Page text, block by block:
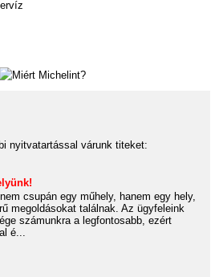
nyitvatartással várunk titeket:
csupán egy műhely, hanem egy hely,
megoldásokat találnak. Az ügyfeleink
számunkra a legfontosabb, ezért
é...